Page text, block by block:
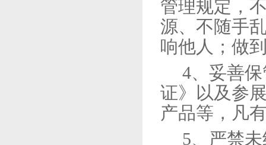
管理规定，
源、不随手
响他人；做
4、 妥善
证》以及参
产品等，凡
5、 严禁